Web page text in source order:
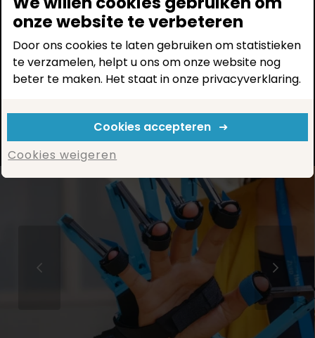
periode van 5 maanden doorlopen
ondernemers een waardevol
innovatieprogramma om samen met de
overheid hún oplossing klaar te maken
voor implementatie. Dus: co-creëren om
Meer over SiR
onze website te verbeteren
Door ons cookies te laten gebruiken om statistieken
te verzamelen, helpt u ons om onze website nog
beter te maken. Het staat in onze privacyverklaring.
Cookies accepteren
Cookies weigeren